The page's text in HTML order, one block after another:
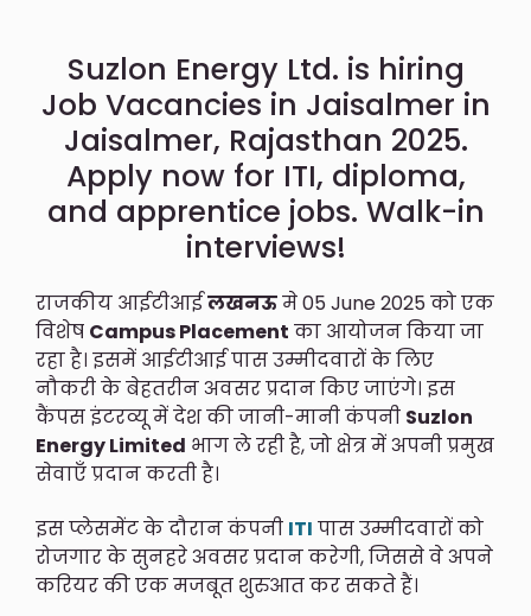
Suzlon Energy Ltd. is hiring
Job Vacancies in Jaisalmer in
Jaisalmer, Rajasthan 2025.
Apply now for ITI, diploma,
and apprentice jobs. Walk-in
interviews!
राजकीय आईटीआईलखनऊमे 05 June 2025 को एक
विशेष Campus Placement का आयोजन किया जा
रहा है। इसमें आईटीआई पास उम्मीदवारों के लिए
नौकरी के बेहतरीन अवसर प्रदान किए जाएंगे। इस
कैंपस इंटरव्यू में देश की जानी-मानी कंपनी Suzlon
Energy Limited भाग ले रही है, जो क्षेत्र में अपनी प्रमुख
सेवाएँ प्रदान करती है।
इस प्लेसमेंट के दौरान कंपनी ITI पास उम्मीदवारों को
रोजगार के सुनहरे अवसर प्रदान करेगी, जिससे वे अपने
करियर की एक मजबूत शुरुआत कर सकते हैं।